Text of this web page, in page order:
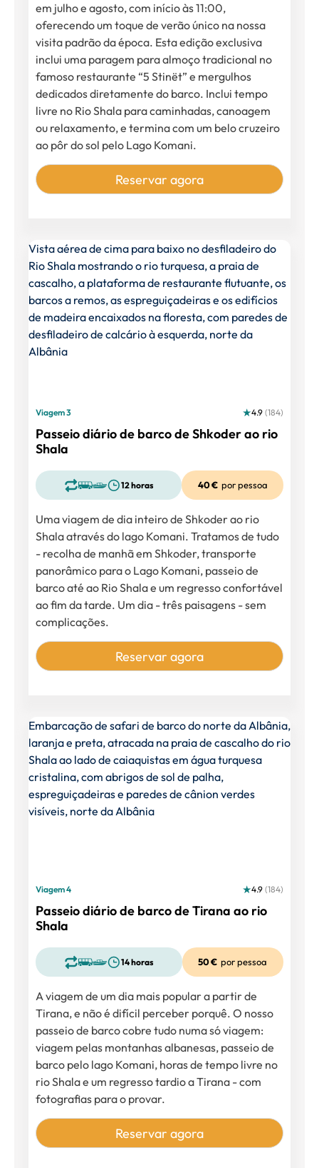
em julho e agosto, com início às 11:00,
oferecendo um toque de verão único na nossa
visita padrão da época. Esta edição exclusiva
inclui uma paragem para almoço tradicional no
famoso restaurante “5 Stinët” e mergulhos
dedicados diretamente do barco. Inclui tempo
livre no Rio Shala para caminhadas, canoagem
ou relaxamento, e termina com um belo cruzeiro
ao pôr do sol pelo Lago Komani.
Reservar agora
Viagem 3 4.9 (184)
Passeio diário de barco de Shkoder ao rio
Shala
12 horas 40 € por pessoa
Uma viagem de dia inteiro de Shkoder ao rio
Shala através do lago Komani. Tratamos de tudo
- recolha de manhã em Shkoder, transporte
panorâmico para o Lago Komani, passeio de
barco até ao Rio Shala e um regresso confortável
ao fim da tarde. Um dia - três paisagens - sem
complicações.
Reservar agora
Viagem 4 4.9 (184)
Passeio diário de barco de Tirana ao rio
Shala
14 horas 50 € por pessoa
A viagem de um dia mais popular a partir de
Tirana, e não é difícil perceber porquê. O nosso
passeio de barco cobre tudo numa só viagem:
viagem pelas montanhas albanesas, passeio de
barco pelo lago Komani, horas de tempo livre no
rio Shala e um regresso tardio a Tirana - com
fotografias para o provar.
Reservar agora